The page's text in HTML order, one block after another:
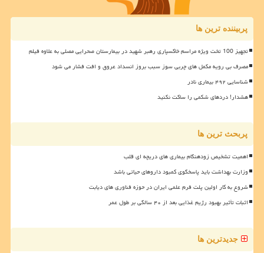
پربیننده ترین ها
تجهیز 100 تخت ویژه مراسم خاکسپاری رهبر شهید در بیمارستان صحرایی مصلی به علاوه فیلم
مصرف بی رویه مکمل های چربی سوز سبب بروز انسداد عروق و افت فشار می شود
شناسایی ۴۹۲ بیماری نادر
هشدار! دردهای شکمی را ساکت نکنید
پربحث ترین ها
اهمیت تشخیص زودهنگام بیماری های دریچه ای قلب
وزارت بهداشت باید پاسخگوی کمبود داروهای حیاتی باشد
شروع به کار اولین پلت فرم علمی ایران در حوزه فناوری های دیابت
اثبات تأثیر بهبود رژیم غذایی بعد از ۴۰ سالگی بر طول عمر
جدیدترین ها